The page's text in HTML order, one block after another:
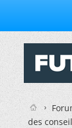
des